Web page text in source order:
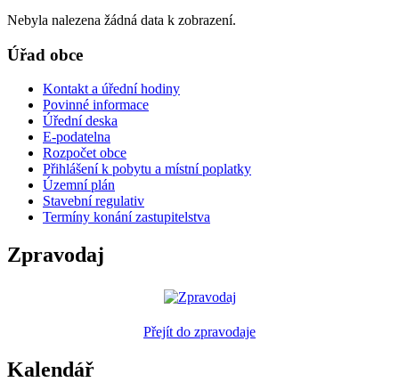
Nebyla nalezena žádná data k zobrazení.
Úřad obce
Kontakt a úřední hodiny
Povinné informace
Úřední deska
E-podatelna
Rozpočet obce
Přihlášení k pobytu a místní poplatky
Územní plán
Stavební regulativ
Termíny konání zastupitelstva
Zpravodaj
Přejít do zpravodaje
Kalendář